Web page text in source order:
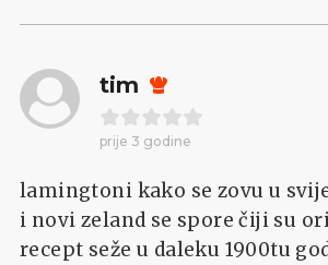
tim
prije 3 godine
lamingtoni kako se zovu u
i novi zeland se spore čiji su
recept seže u daleku 1900tu